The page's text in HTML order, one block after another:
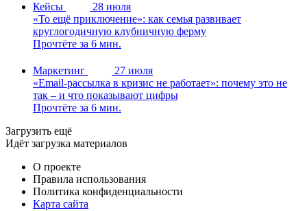
Кейсы
28 июля
«То ещё приключение»: как семья развивает
круглогодичную клубничную ферму
Прочтёте за 6 мин.
Маркетинг
27 июля
«Email-рассылка в кризис не работает»: почему это не
так – и что показывают цифры
Прочтёте за 6 мин.
Загрузить ещё
Идёт загрузка материалов
О проекте
Правила использования
Политика конфиденциальности
Карта сайта